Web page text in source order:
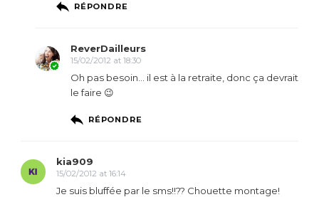
RÉPONDRE
ReverDailleurs
15/02/2012 at 18:30
Oh pas besoin… il est à la retraite, donc ça devrait
le faire 😉
RÉPONDRE
kia909
15/02/2012 at 16:14
Je suis bluffée par le sms!!?? Chouette montage!